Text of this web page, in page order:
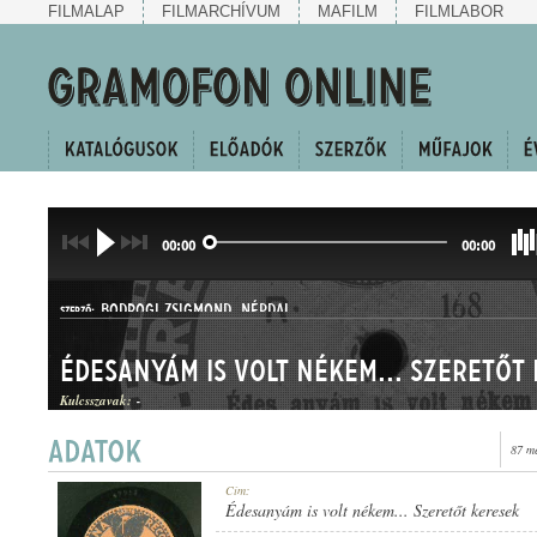
FILMALAP FILMARCHÍVUM MAFILM FILMLABOR
00:00 00:00
SZERZŐ: BODROGI ZSIGMOND,NÉPDAL
HALLGATÓ
Édesanyám is volt nékem... Szeretőt
Kulcsszavak: -
87
Cím:
Édesanyám is volt nékem... Szeretőt keresek